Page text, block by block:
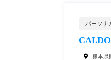
パーソナ
熊本県